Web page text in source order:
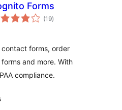
Forms
(19evaluación
total
)
forms, order
and more. With
compliance.